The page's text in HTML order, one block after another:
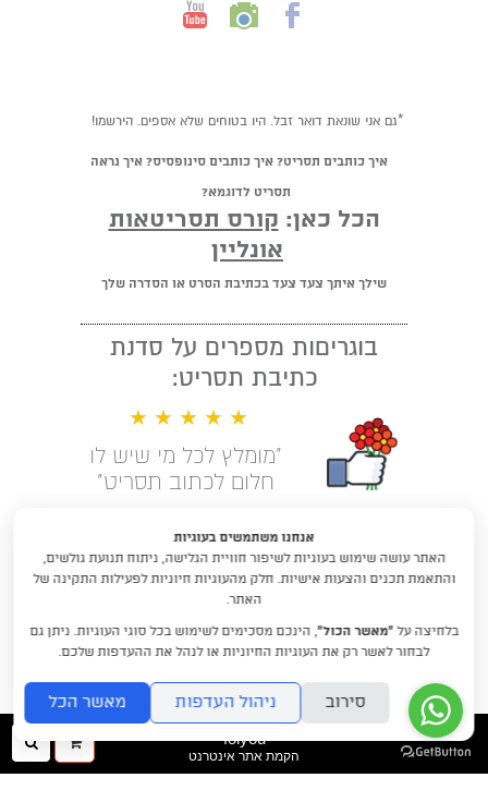
*גם אני שונאת דואר זבל. היו בטוחים שלא אספים. הירשמו!
איך כותבים תסריט? איך כותבים סינופסיס? איך נראה
תסריט לדוגמא?
הכל כאן: קורס תסריטאות
אונליין
שילך איתך צעד צעד בכתיבת הסרט או הסדרה שלך
בוגריםות מספרים על סדנת
כתיבת תסריט:
★ ★ ★ ★ ★
"מומלץ לכל מי שיש לו
חלום לכתוב תסריט"
לימודי תסריטאות וסטוריטלינג עם
דניאלה דורון
DraftRishon@gmail.com
folyou
הקמת אתר אינטרנט
ההזמנה
אנחנו משתמשים בעוגיות
האתר עושה שימוש בעוגיות לשיפור חוויית הגלישה, ניתוח תנועת גולשים,
והתאמת תכנים והצעות אישיות. חלק מהעוגיות חיוניות לפעילות התקינה של
האתר.
בלחיצה על “מאשר הכול”, הינכם מסכימים לשימוש בכל סוגי העוגיות. ניתן גם
לבחור לאשר רק את העוגיות החיוניות או לנהל את ההעדפות שלכם.
סירוב ניהול העדפות מאשר הכל